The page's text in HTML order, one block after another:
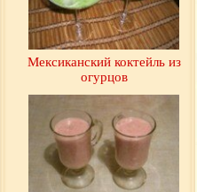
Мексиканский коктейль из
огурцов